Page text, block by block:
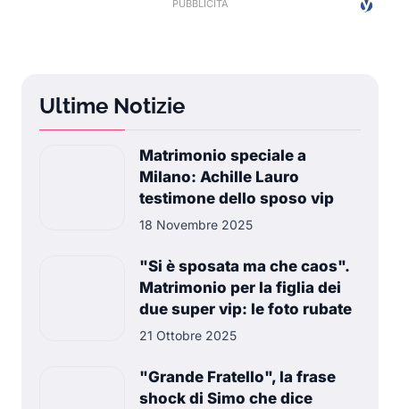
Ultime Notizie
Matrimonio speciale a
Milano: Achille Lauro
testimone dello sposo vip
18 Novembre 2025
"Si è sposata ma che caos".
Matrimonio per la figlia dei
due super vip: le foto rubate
21 Ottobre 2025
"Grande Fratello", la frase
shock di Simo che dice